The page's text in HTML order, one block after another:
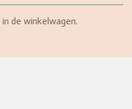
de winkelwagen.